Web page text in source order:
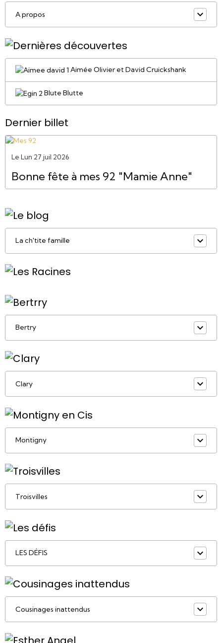
A propos
Aimée Olivier et David Cruickshank
Blute Blutte
Dernier billet
Le Lun 27 juil 2026
Bonne fête à mes 92 "Mamie Anne"
La ch'tite famille
Bertry
Clary
Montigny
Troisvilles
LES DÉFIS
Cousinages inattendus